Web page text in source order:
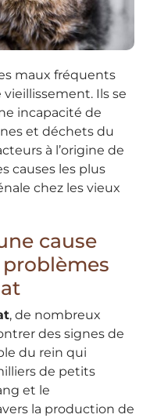
maux fréquents
Ils se
incapacité de
et déchets du
à l’origine de
causes les plus
chez les vieux
cause
, de nombreux
des signes de
du rein qui
de petits
et le
la production de